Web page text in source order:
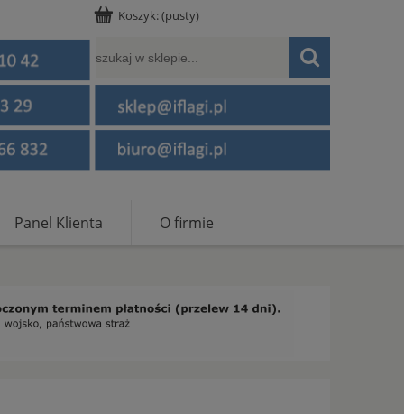
Koszyk:(pusty)
Panel Klienta O firmie